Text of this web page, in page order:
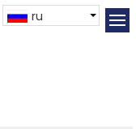
ru